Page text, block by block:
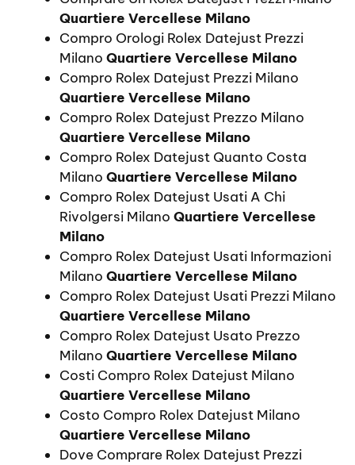
Quartiere Vercellese Milano
Compro Orologi Rolex Datejust Prezzi
Milano Quartiere Vercellese Milano
Compro Rolex Datejust Prezzi Milano
Quartiere Vercellese Milano
Compro Rolex Datejust Prezzo Milano
Quartiere Vercellese Milano
Compro Rolex Datejust Quanto Costa
Milano Quartiere Vercellese Milano
Compro Rolex Datejust Usati A Chi
Rivolgersi Milano Quartiere Vercellese
Milano
Compro Rolex Datejust Usati Informazioni
Milano Quartiere Vercellese Milano
Compro Rolex Datejust Usati Prezzi Milano
Quartiere Vercellese Milano
Compro Rolex Datejust Usato Prezzo
Milano Quartiere Vercellese Milano
Costi Compro Rolex Datejust Milano
Quartiere Vercellese Milano
Costo Compro Rolex Datejust Milano
Quartiere Vercellese Milano
Dove Comprare Rolex Datejust Prezzi